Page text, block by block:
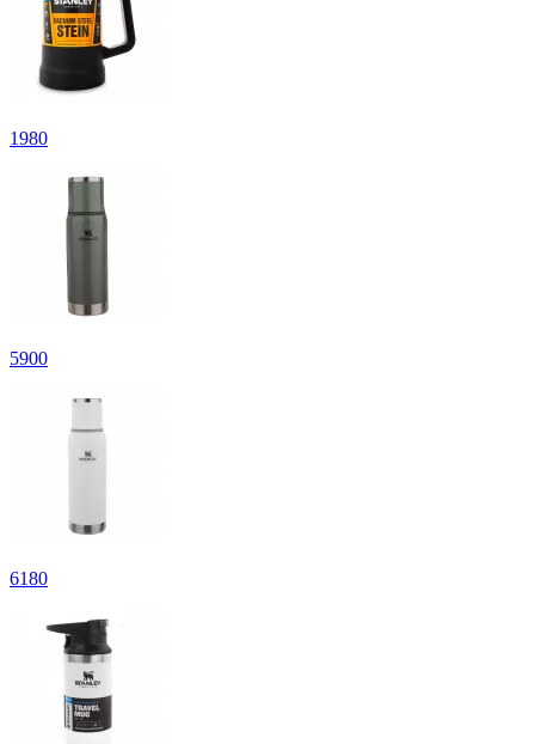
1980
5900
6180